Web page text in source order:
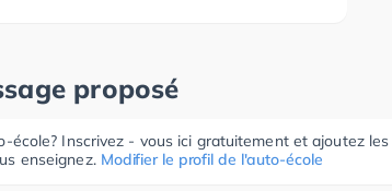
proposé
école? Inscrivez - vous ici gratuitement et ajoutez
enseignez. Modifier le profil de l'auto-école